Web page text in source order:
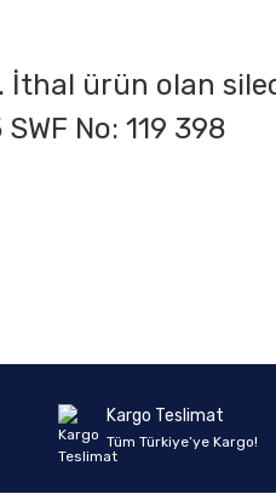
ürün olan
SWF No: 119 398
Kargo Teslimat
Tüm Türkiye’ye Kargo!